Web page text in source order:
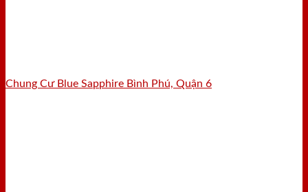
Chung Cư Blue Sapphire Bình Phú, Quận 6